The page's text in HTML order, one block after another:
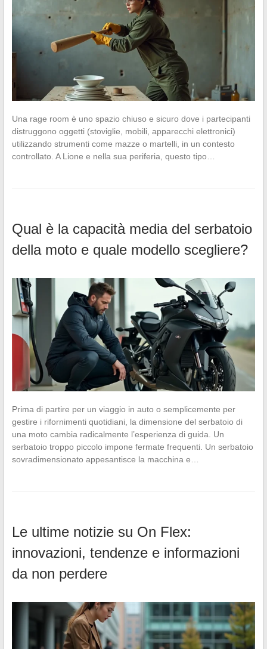
Una rage room è uno spazio chiuso e sicuro dove i partecipanti
distruggono oggetti (stoviglie, mobili, apparecchi elettronici)
utilizzando strumenti come mazze o martelli, in un contesto
controllato. A Lione e nella sua periferia, questo tipo…
Qual è la capacità media del serbatoio
della moto e quale modello scegliere?
Prima di partire per un viaggio in auto o semplicemente per
gestire i rifornimenti quotidiani, la dimensione del serbatoio di
una moto cambia radicalmente l’esperienza di guida. Un
serbatoio troppo piccolo impone fermate frequenti. Un serbatoio
sovradimensionato appesantisce la macchina e…
Le ultime notizie su On Flex:
innovazioni, tendenze e informazioni
da non perdere